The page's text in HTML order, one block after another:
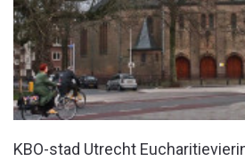
KBO-stad Utrecht